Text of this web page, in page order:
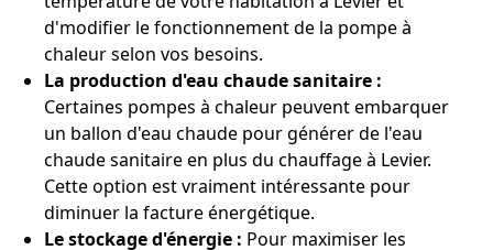
d'modifier le fonctionnement de la pompe à
chaleur selon vos besoins.
La production d'eau chaude sanitaire :
Certaines pompes à chaleur peuvent embarquer
un ballon d'eau chaude pour générer de l'eau
chaude sanitaire en plus du chauffage à Levier.
Cette option est vraiment intéressante pour
diminuer la facture énergétique.
Le stockage d'énergie : Pour maximiser les